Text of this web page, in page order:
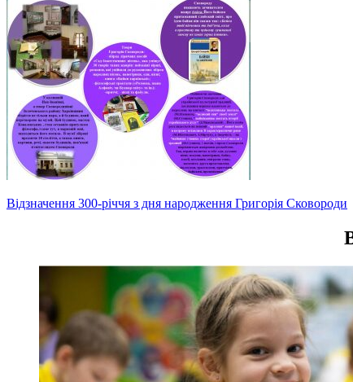
Навігація
Відзначення 300-річчя з дня народження Григорія Сковороди